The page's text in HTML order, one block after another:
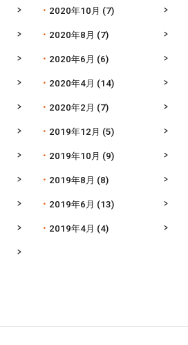
2020年10月 (7)
2020年8月 (7)
2020年6月 (6)
2020年4月 (14)
2020年2月 (7)
2019年12月 (5)
2019年10月 (9)
2019年8月 (8)
2019年6月 (13)
2019年4月 (4)